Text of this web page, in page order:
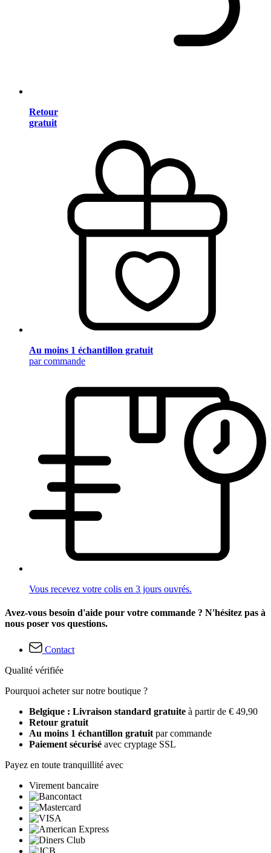
Retour
gratuit
Au moins 1 échantillon gratuit
par commande
Vous recevez votre colis en 3 jours ouvrés.
Avez-vous besoin d'aide pour votre commande ? N'hésitez pas à
nous poser vos questions.
Contact
Qualité vérifiée
Pourquoi acheter sur notre boutique ?
Belgique : Livraison standard gratuite à partir de € 49,90
Retour gratuit
Au moins 1 échantillon gratuitpar commande
Paiement sécurisé avec cryptage SSL
Payez en toute tranquillité avec
Virement bancaire